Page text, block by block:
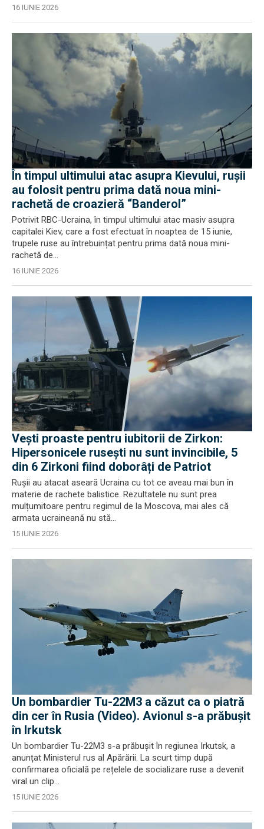
16 IUNIE 2026
În timpul ultimului atac asupra Kievului, rușii
au folosit pentru prima dată noua mini-
rachetă de croazieră “Banderol”
Potrivit RBC-Ucraina, în timpul ultimului atac masiv asupra
capitalei Kiev, care a fost efectuat în noaptea de 15 iunie,
trupele ruse au întrebuințat pentru prima dată noua mini-
rachetă de...
16 IUNIE 2026
Vești proaste pentru iubitorii de Zirkon:
Hipersonicele rusești nu sunt invincibile, 5
din 6 Zirkoni fiind doborâți de Patriot
Rușii au atacat aseară Ucraina cu tot ce aveau mai bun în
materie de rachete balistice. Rezultatele nu sunt prea
mulțumitoare pentru regimul de la Moscova, mai ales că
armata ucraineană nu stă...
15 IUNIE 2026
Un bombardier Tu-22M3 a căzut ca o piatră
din cer în Rusia (Video). Avionul s-a prăbușit
în Irkutsk
Un bombardier Tu-22M3 s-a prăbușit în regiunea Irkutsk, a
anunțat Ministerul rus al Apărării. La scurt timp după
confirmarea oficială pe rețelele de socializare ruse a devenit
viral un clip...
15 IUNIE 2026